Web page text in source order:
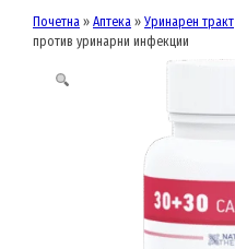
Почетна » Аптека » Уринарен тракт
против уринарни инфекции